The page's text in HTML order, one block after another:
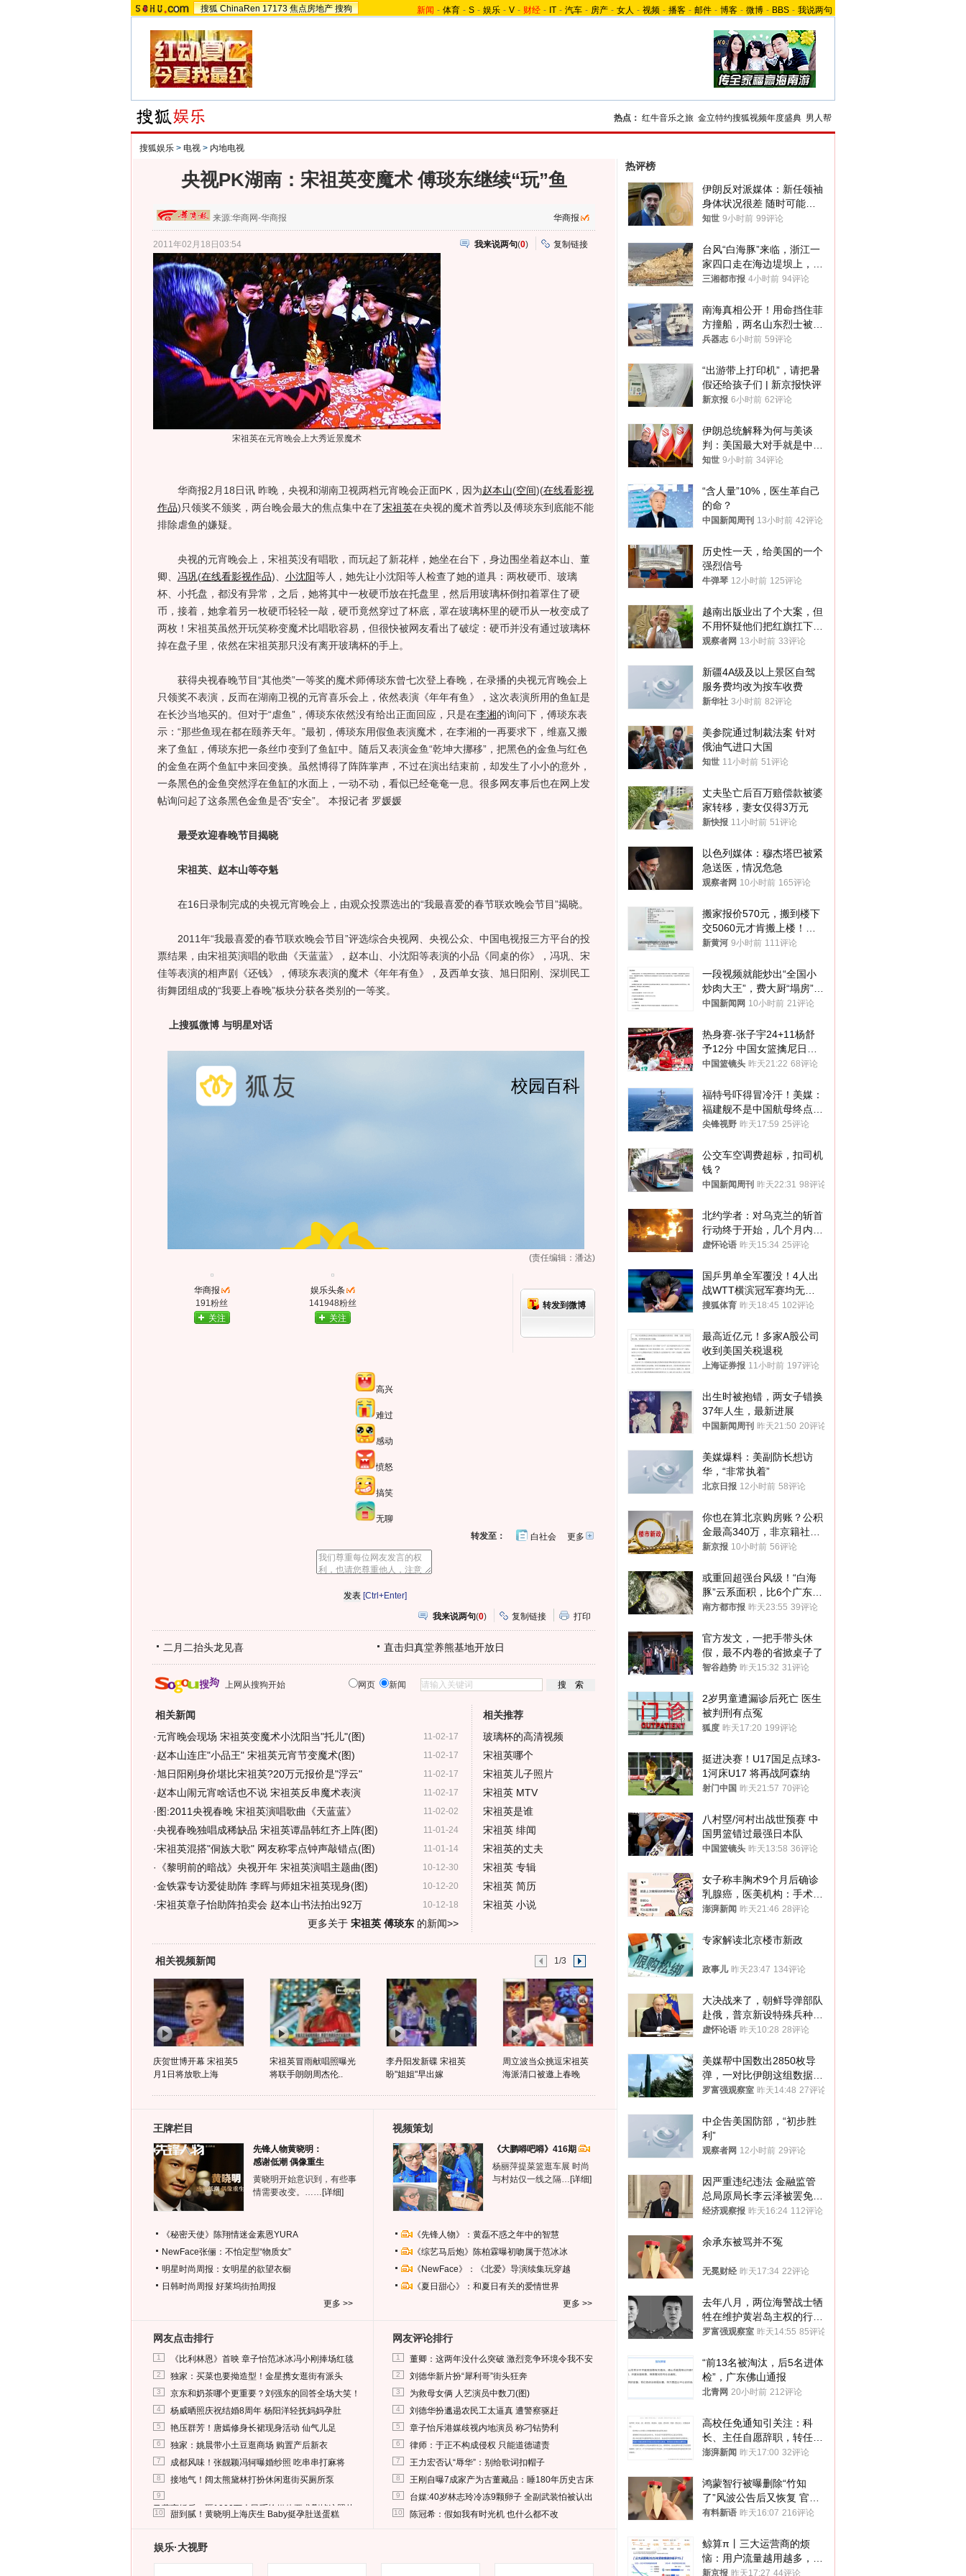
搜狐 ChinaRen 17173 焦点房地产 搜狗 新闻 - 体育 - S - 娱乐 - V - 财经 - IT - 汽车 - 房产 - 女人 - 视频 - 播客 - 邮件 - 博客 - 微博 - BBS - 我说两句
热点： 红牛音乐之旅 金立特约搜狐视频年度盛典 男人帮
搜狐娱乐 > 电视 > 内地电视
央视PK湖南：宋祖英变魔术 傅琰东继续“玩”鱼
来源:华商网-华商报 华商报
2011年02月18日03:54 我来说两句(0) 复制链接
宋祖英在元宵晚会上大秀近景魔术
华商报2月18日讯 昨晚，央视和湖南卫视两档元宵晚会正面PK，因为赵本山(空间)(在线看影视
作品)只领奖不颁奖，两台晚会最大的焦点集中在了宋祖英在央视的魔术首秀以及傅琰东到底能不能
排除虐鱼的嫌疑。
央视的元宵晚会上，宋祖英没有唱歌，而玩起了新花样，她坐在台下，身边围坐着赵本山、董
卿、 冯巩(在线看影视作品) 小沈阳等人，她先让小沈阳等人检查了她的道具：两枚硬币、玻璃
杯、小托盘，都没有异常，之后，她将其中一枚硬币放在托盘里，然后用玻璃杯倒扣着罩住了硬
币，接着，她拿着另一枚硬币轻轻一敲，硬币竟然穿过了杯底，罩在玻璃杯里的硬币从一枚变成了
两枚！宋祖英虽然开玩笑称变魔术比唱歌容易，但很快被网友看出了破绽：硬币并没有通过玻璃杯
掉在盘子里，依然在宋祖英那只没有离开玻璃杯的手上。
获得央视春晚节目“其他类”一等奖的魔术师傅琰东曾七次登上春晚，在录播的央视元宵晚会上
只领奖不表演，反而在湖南卫视的元宵喜乐会上，依然表演《年年有鱼》，这次表演所用的鱼缸是
在长沙当地买的。但对于“虐鱼”，傅琰东依然没有给出正面回应，只是在李湘的询问下，傅琰东表
示：“那些鱼现在都在颐养天年。”最初，傅琰东用假鱼表演魔术，在李湘的一再要求下，维嘉又搬
来了鱼缸，傅琰东把一条丝巾变到了鱼缸中。随后又表演金鱼“乾坤大挪移”，把黑色的金鱼与红色
的金鱼在两个鱼缸中来回变换。虽然博得了阵阵掌声，不过在演出结束前，却发生了小小的意外，
一条黑色的金鱼突然浮在鱼缸的水面上，一动不动，看似已经奄奄一息。很多网友事后也在网上发
帖询问起了这条黑色金鱼是否“安全”。 本报记者 罗媛媛
最受欢迎春晚节目揭晓
宋祖英、赵本山等夺魁
在16日录制完成的央视元宵晚会上，由观众投票选出的“我最喜爱的春节联欢晚会节目”揭晓。
2011年“我最喜爱的春节联欢晚会节目”评选综合央视网、央视公众、中国电视报三方平台的投
票结果，由宋祖英演唱的歌曲《天蓝蓝》，赵本山、小沈阳等表演的小品《同桌的你》，冯巩、宋
佳等表演的相声剧《还钱》，傅琰东表演的魔术《年年有鱼》，及西单女孩、旭日阳刚、深圳民工
街舞团组成的“我要上春晚”板块分获各类别的一等奖。
上搜狐微博 与明星对话
(责任编辑：潘达)
华商报
191粉丝
关注
娱乐头条
141948粉丝
关注
转发到微博
高兴
难过
感动
愤怒
搞笑
无聊
更多开
转发至： 白社会
[Ctrl+Enter]
我来说两句(0) 复制链接 打印
二月二抬头龙见喜 直击归真堂养熊基地开放日
上网从搜狗开始 网页 新闻
相关新闻
11-02-17
·元宵晚会现场 宋祖英变魔术小沈阳当"托儿"(图)
11-02-17
·赵本山连庄"小品王" 宋祖英元宵节变魔术(图)
11-02-17
·旭日阳刚身价堪比宋祖英?20万元报价是"浮云"
11-02-17
·赵本山闹元宵啥话也不说 宋祖英反串魔术表演
11-02-02
· 图:2011央视春晚 宋祖英演唱歌曲《天蓝蓝》
11-01-24
·央视春晚独唱成稀缺品 宋祖英谭晶韩红齐上阵(图)
11-01-14
·宋祖英混搭"侗族大歌" 网友称零点钟声敲错点(图)
10-12-30
· 《黎明前的暗战》央视开年 宋祖英演唱主题曲(图)
10-12-20
·金铁霖专访爱徒助阵 李晖与师姐宋祖英现身(图)
10-12-18
·宋祖英章子怡助阵拍卖会 赵本山书法拍出92万
更多关于 宋祖英 傅琰东的新闻>>
相关推荐
玻璃杯的高清视频
宋祖英哪个
宋祖英儿子照片
宋祖英 MTV
宋祖英是谁
宋祖英 绯闻
宋祖英的丈夫
宋祖英 专辑
宋祖英 简历
宋祖英 小说
相关视频新闻 1/3
庆贺世博开幕 宋祖英5
月1日将放歌上海
宋祖英冒雨献唱照曝光
将联手朗朗周杰伦..
李丹阳发新碟 宋祖英
盼"姐姐"早出嫁
周立波当众挑逗宋祖英
海派清口被邀上春晚
王牌栏目
先锋人物黄晓明：
感谢低潮 偶像重生
黄晓明开始意识到，有些事
情需要改变。…… [详细]
《秘密天使》陈翔情迷金素恩YURA
NewFace张俪：不怕定型“物质女”
明星时尚周报：女明星的欲望衣橱
日韩时尚周报 好莱坞街拍周报
更多 >>
视频策划
《大鹏嘚吧嘚》416期
杨丽萍提菜篮逛车展 时尚
与村姑仅一线之隔… [详细]
《先锋人物》：黄磊不惑之年中的智慧
《综艺马后炮》陈柏霖曝初吻属于范冰冰
《NewFace》：《北爱》导演续集玩穿越
《夏日甜心》：和夏日有关的爱情世界
更多 >>
网友点击排行
1 《比利林恩》首映 章子怡范冰冰冯小刚捧场红毯
2 独家：买菜也要拗造型！金星携女逛街有派头
3 京东和奶茶哪个更重要？刘强东的回答全场大笑！
4 杨威晒照庆祝结婚8周年 杨阳洋轻抚妈妈孕肚
5 艳压群芳！唐嫣修身长裙现身活动 仙气儿足
6 独家：姚晨带小土豆逛商场 购置产后新衣
7 成都风味！张靓颖冯轲曝婚纱照 吃串串打麻将
8 接地气！阔太熊黛林打扮休闲逛街买厕所泵
9
马蓉离婚后，砸1000万人民币给媒体要求删掉这照片
10 甜到腻！黄晓明上海庆生 Baby挺孕肚送蛋糕
网友评论排行
1 董卿：这两年没什么突破 激烈竞争环境令我不安
2 刘德华新片扮“犀利哥”街头狂奔
3 为救母女俩 人艺演员中数刀(图)
4 刘德华扮邋遢农民工太逼真 遭警察驱赶
5 章子怡斥港媒歧视内地演员 称刁钻势利
6 律师：于正不构成侵权 只能道德谴责
7 王力宏否认“辱华”：别给歌词扣帽子
8 王刚自曝7成家产为古董藏品：睡180年历史古床
9 台媒:40岁林志玲冷冻9颗卵子 全副武装怕被认出
10 陈冠希：假如我有时光机 也什么都不改
娱乐·大视野
热评榜
伊朗反对派媒体：新任领袖
身体状况很差 随时可能离
世
知世 9小时前 99评论
台风“白海豚”来临，浙江一
家四口走在海边堤坝上，其
中9岁男孩被巨浪卷入海
三湘都市报 4小时前 94评论
南海真相公开！用命挡住菲
方撞船，两名山东烈士被授
武警最高荣誉
兵器志 6小时前 59评论
“出游带上打印机”，请把暑
假还给孩子们 | 新京报快评
新京报 6小时前 62评论
伊朗总统解释为何与美谈
判：美国最大对手就是中
国，但他们也在对话
知世 9小时前 34评论
“含人量”10%，医生革自己
的命？
中国新闻周刊 13小时前 42评论
历史性一天，给美国的一个
强烈信号
牛弹琴 12小时前 125评论
越南出版业出了个大案，但
不用怀疑他们把红旗扛下去
的决心
观察者网 13小时前 33评论
新疆4A级及以上景区自驾
服务费均改为按车收费
新华社 3小时前 82评论
美参院通过制裁法案 针对
俄油气进口大国
知世 11小时前 51评论
丈夫坠亡后百万赔偿款被婆
家转移，妻女仅得3万元
新快报 11小时前 51评论
以色列媒体：穆杰塔巴被紧
急送医，情况危急
观察者网 10小时前 165评论
搬家报价570元，搬到楼下
交5060元才肯搬上楼！女
子傻眼了……
新黄河 9小时前 111评论
一段视频就能炒出“全国小
炒肉大王”，费大厨“塌房”了
吗？
中国新闻网 10小时前 21评论
热身赛-张子宇24+11杨舒
予12分 中国女篮擒尼日利
亚
中国篮镜头 昨天21:22 68评论
福特号吓得冒冷汗！美媒：
福建舰不是中国航母终点，
而是新起点！
尖锋视野 昨天17:59 25评论
公交车空调费超标，扣司机
钱？
中国新闻周刊 昨天22:31 98评论
北约学者：对乌克兰的斩首
行动终于开始，几个月内乌
将投降
虚怀论语 昨天15:34 25评论
国乒男单全军覆没！4人出
战WTT横滨冠军赛均无缘
八强
搜狐体育 昨天18:45 102评论
最高近亿元！多家A股公司
收到美国关税退税
上海证券报 11小时前 197评论
出生时被抱错，两女子错换
37年人生，最新进展
中国新闻周刊 昨天21:50 20评论
美媒爆料：美副防长想访
华，“非常执着”
北京日报 12小时前 58评论
你也在算北京购房账？公积
金最高340万，非京籍社保
1年
新京报 10小时前 56评论
或重回超强台风级！“白海
豚”云系面积，比6个广东还
大！深圳官方：注意这件事
南方都市报 昨天23:55 39评论
官方发文，一把手带头休
假，最不内卷的省掀桌子了
智谷趋势 昨天15:32 31评论
2岁男童遭漏诊后死亡 医生
被判刑有点冤
狐度 昨天17:20 199评论
挺进决赛！U17国足点球3-
1河床U17 将再战阿森纳
射门中国 昨天21:57 70评论
八村塁/河村出战世预赛 中
国男篮错过最强日本队
中国篮镜头 昨天13:58 36评论
女子称丰胸术9个月后确诊
乳腺癌，医美机构：手术不
可能引发癌症，建议走司法
澎湃新闻 昨天21:46 28评论
专家解读北京楼市新政
政事儿 昨天23:47 134评论
大决战来了，朝鲜导弹部队
赴俄，普京新设特殊兵种，
76岁老将扛旗
虚怀论语 昨天10:28 28评论
美媒帮中国数出2850枚导
弹，一对比伊朗这组数据，
发现出大事了
罗富强观察室 昨天14:48 27评论
中企告美国防部，“初步胜
利”
观察者网 12小时前 29评论
因严重违纪违法 金融监管
总局原局长李云泽被罢免全
国人大代表
经济观察报 昨天16:24 112评论
余承东被骂并不冤
无冕财经 昨天17:34 22评论
去年八月，两位海警战士牺
牲在维护黄岩岛主权的行动
中
罗富强观察室 昨天14:55 85评论
“前13名被淘汰，后5名进体
检”，广东佛山通报
北青网 20小时前 212评论
高校任免通知引关注：科
长、主任自愿辞职，转任思
政辅导员
澎湃新闻 昨天17:00 32评论
鸿蒙智行被曝删除“竹知
了”风波公告后又恢复 官媒
曾力挺：劝华为要大度的，
有料新语 昨天16:07 216评论
鲸算π丨三大运营商的烦
恼：用户流量越用越多，收
入却越来越少
新京报 昨天17:27 44评论